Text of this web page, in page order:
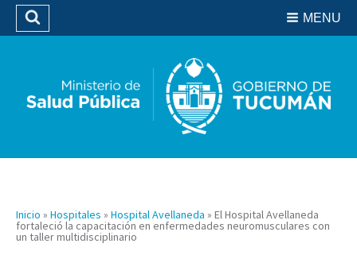
Biblioteca
MENU
Buscar
Inicio » Hospitales » Hospital Avellaneda » El Hospital Avellaneda
fortaleció la capacitación en enfermedades neuromusculares con
un taller multidisciplinario